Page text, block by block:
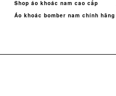
Shop áo khoác nam cao cấp
Áo khoác bomber nam chính hãng